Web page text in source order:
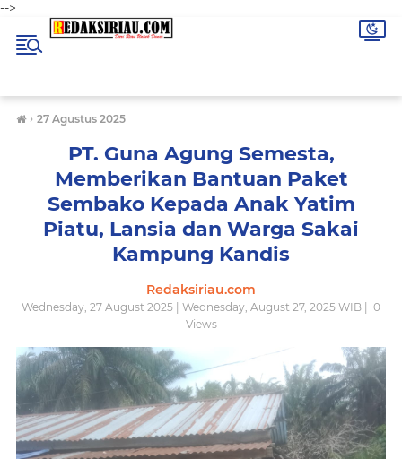
-->
› 27 Agustus 2025
PT. Guna Agung Semesta,
Memberikan Bantuan Paket
Sembako Kepada Anak Yatim
Piatu, Lansia dan Warga Sakai
Kampung Kandis
Redaksiriau.com
Wednesday, 27 August 2025 | Wednesday, August 27, 2025 WIB |
0
Views